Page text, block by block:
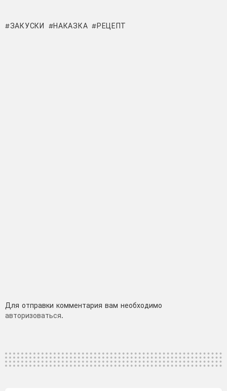
ЗАКУСКИ НАКАЗКА РЕЦЕПТ
Добавить
комментарий
Для отправки комментария вам необходимо
авторизоваться.